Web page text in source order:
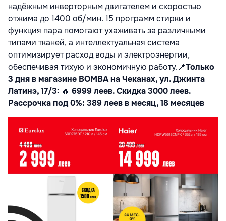
надёжным инверторным двигателем и скоростью
отжима до 1400 об/мин. 15 программ стирки и
функция пара помогают ухаживать за различными
типами тканей, а интеллектуальная система
оптимизирует расход воды и электроэнергии,
обеспечивая тихую и экономичную работу.📍Только
3 дня в магазине BOMBA на Чеканах, ул. Джинта
Латинэ, 17/3: 🔥 6999 леев. Скидка 3000 леев.
Рассрочка под 0%: 389 леев в месяц, 18 месяцев